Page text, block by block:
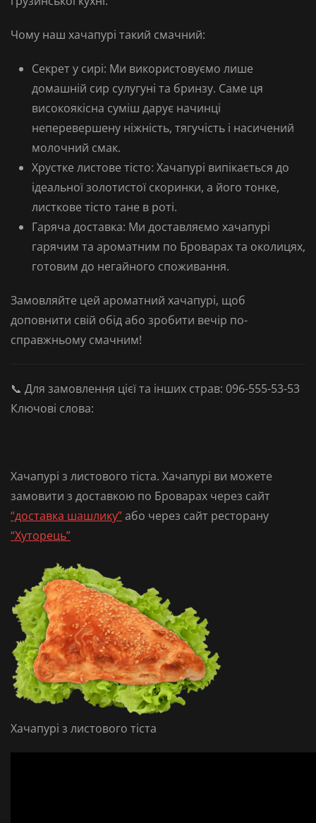
Чому наш хачапурі такий смачний:
Секрет у сирі: Ми використовуємо лише
домашній сир сулугуні та бринзу. Саме ця
високоякісна суміш дарує начинці
неперевершену ніжність, тягучість і насичений
молочний смак.
Хрустке листове тісто: Хачапурі випікається до
ідеальної золотистої скоринки, а його тонке,
листкове тісто тане в роті.
Гаряча доставка: Ми доставляємо хачапурі
гарячим та ароматним по Броварахта околицях,
готовим до негайного споживання.
Замовляйте цей ароматний хачапурі, щоб
доповнити свій обід або зробити вечір по-
справжньому смачним!
📞 Для замовлення цієї та інших страв: 096-555-53-53
Ключові слова:
Хачапурі з листового тіста. Хачапурі ви можете
замовити з доставкою по Броварах через сайт
“доставка шашлику”або через сайт ресторану
“Хуторець”
Хачапурі з листового тіста